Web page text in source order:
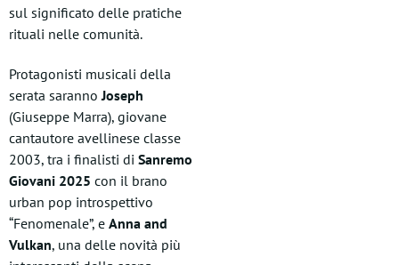
sul significato delle pratiche
rituali nelle comunità.
Protagonisti musicali della
serata sarannoJoseph
(Giuseppe Marra), giovane
cantautore avellinese classe
2003, tra i finalisti di Sanremo
Giovani 2025 con il brano
urban pop introspettivo
“Fenomenale”, e Anna and
Vulkan, una delle novità più